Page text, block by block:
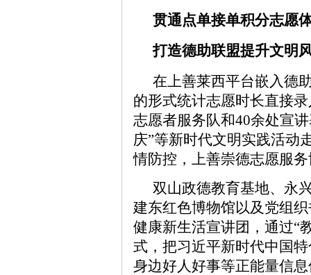
贯通点单接单积分志愿
打造德助联盟提升文明
在上善莱西平台嵌入德
的形式统计志愿时长直接
志愿者服务队和40余处宣
庆”等新时代文明实践活动
情防控，上善崇德志愿服
双山政德教育基地、永
建东红色博物馆以及党组
健康新生活宣讲团，通过“
式，把习近平新时代中国
身边好人好事等正能量信